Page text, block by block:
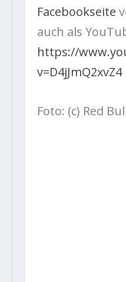
Facebookseite
auch als
https://
v=D4jJmQ2xvZ4
Foto: (c) Red